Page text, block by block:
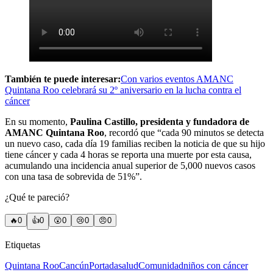
También te puede interesar:Con varios eventos AMANC
Quintana Roo celebrará su 2º aniversario en la lucha contra el
cáncer
En su momento, Paulina Castillo, presidenta y fundadora de
AMANC Quintana Roo, recordó que “cada 90 minutos se detecta
un nuevo caso, cada día 19 familias reciben la noticia de que su hijo
tiene cáncer y cada 4 horas se reporta una muerte por esta causa,
acumulando una incidencia anual superior de 5,000 nuevos casos
con una tasa de sobrevida de 51%”.
¿Qué te pareció?
🔥0 👍0 😲0 😢0 😠0
Etiquetas
Quintana RooCancúnPortadasaludComunidadniños con cáncer